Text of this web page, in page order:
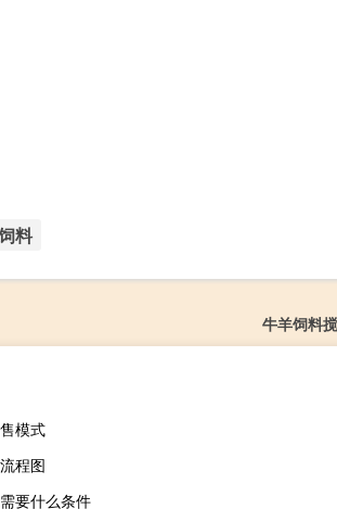
料
牛羊饲料
模式
程图
要什么条件